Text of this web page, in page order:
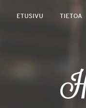
ETUSIVU TIETOA